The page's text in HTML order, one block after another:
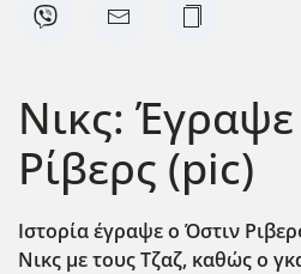
Νικς: Έγραψε
Ρίβερς (pic)
Ιστορία έγραψε ο Όστιν
Νικς με τους Τζαζ, καθώς ο